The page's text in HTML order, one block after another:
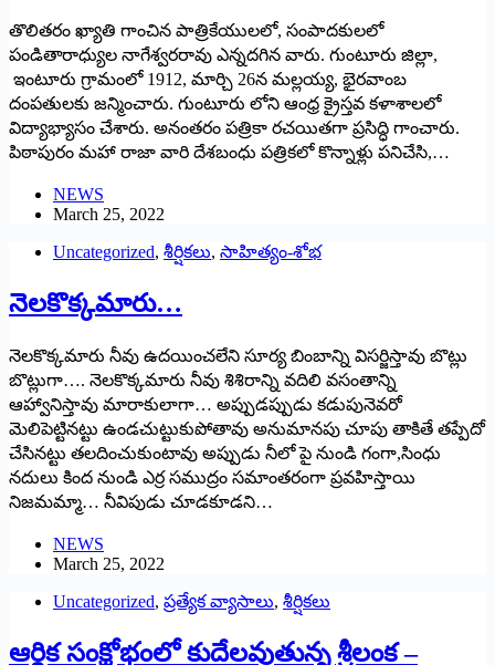
తొలితరం ఖ్యాతి గాంచిన పాత్రికేయులలో, సంపాదకులలో
పండితారాధ్యుల నాగేశ్వరరావు ఎన్నదగిన వారు. గుంటూరు జిల్లా,
ఇంటూరు గ్రామంలో 1912, మార్చి 26న మల్లయ్య, భైరవాంబ
దంపతులకు జన్మించారు. గుంటూరు లోని ఆంధ్ర క్రైస్తవ కళాశాలలో
విద్యాభ్యాసం చేశారు. అనంతరం పత్రికా రచయితగా ప్రసిద్ధి గాంచారు.
పిఠాపురం మహా రాజా వారి దేశబంధు పత్రికలో కొన్నాళ్లు పనిచేసి,…
NEWS
March 25, 2022
Uncategorized, శీర్షికలు, సాహిత్యం-శోభ
నెలకొక్కమారు…
నెలకొక్కమారు నీవు ఉదయించలేని సూర్య బింబాన్ని విసర్జిస్తావు బొట్లు
బొట్లుగా…. నెలకొక్కమారు నీవు శిశిరాన్ని వదిలి వసంతాన్ని
ఆహ్వానిస్తావు మారాకులాగా… అప్పుడప్పుడు కడుపునెవరో
మెలిపెట్టినట్టు ఉండచుట్టుకుపోతావు అనుమానపు చూపు తాకితే తప్పేదో
చేసినట్టు తలదించుకుంటావు అప్పుడు నీలో పై నుండి గంగా,సింధు
నదులు కింద నుండి ఎర్ర సముద్రం సమాంతరంగా ప్రవహిస్తాయి
నిజమమ్మా… నీవిపుడు చూడకూడని…
NEWS
March 25, 2022
Uncategorized, ప్రత్యేక వ్యాసాలు, శీర్షికలు
ఆర్థిక సంక్షోభంలో కుదేలవుతున్న శ్రీలంక –